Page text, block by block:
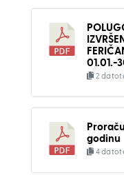
01.01.-
2
godinu
4